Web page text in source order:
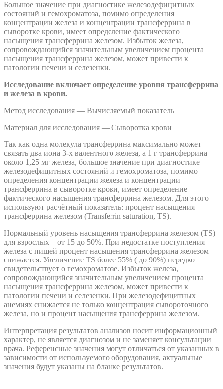
Большое значение при диагностике железодефицитных
состояний и гемохроматоза, помимо определения
концентрации железа и концентрации трансферрина в
сыворотке крови, имеет определение фактического
насыщения трансферрина железом. Избыток железа,
сопровождающийся значительным увеличением процента
насыщения трансферрина железом, может привести к
патологии печени и селезенки.
Исследование включает определение уровня трансферрина
и железа в крови.
Метод исследования — Вычисляемый показатель
Материал для исследования — Сыворотка крови
Так как одна молекула трансферрина максимально может
связать два иона 3-х валентного железа, а 1 г трансферрина –
около 1,25 мг железа, большое значение при диагностике
железодефицитных состояний и гемохроматоза, помимо
определения концентрации железа и концентрации
трансферрина в сыворотке крови, имеет определение
фактического насыщения трансферрина железом. Для этого
используют расчётный показатель: процент насыщения
трансферрина железом (Transferrin saturation, TS).
Нормальный уровень насыщения трансферрина железом (TS)
для взрослых – от 15 до 50%. При недостатке поступления
железа с пищей процент насыщения трансферрина железом
снижается. Увеличение TS более 55% ( до 90%) нередко
свидетельствует о гемохроматозе. Избыток железа,
сопровождающийся значительным увеличением процента
насыщения трансферрина железом, может привести к
патологии печени и селезенки. При железодефицитных
анемиях снижается не только концентрация сывороточного
железа, но и процент насыщения трансферрина железом.
Интерпретация результатов анализов носит информационный
характер, не является диагнозом и не заменяет консультации
врача. Референсные значения могут отличаться от указанных в
зависимости от используемого оборудования, актуальные
значения будут указаны на бланке результатов.